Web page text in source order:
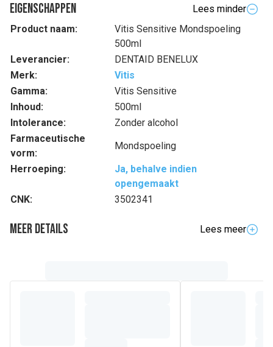
Eigenschappen
Lees minder
Product naam:
Vitis Sensitive Mondspoeling
500ml
Leverancier:
DENTAID BENELUX
Merk:
Vitis
Gamma:
Vitis Sensitive
Inhoud:
500ml
Intolerance:
Zonder alcohol
Farmaceutische
vorm:
Mondspoeling
Herroeping:
Ja, behalve indien
opengemaakt
CNK:
3502341
Meer details
Lees meer
VITIS Sensitive Mondspoeling is een dagelijks te